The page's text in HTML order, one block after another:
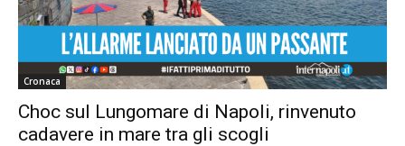
Cronaca
Choc sul Lungomare di Napoli, rinvenuto
cadavere in mare tra gli scogli